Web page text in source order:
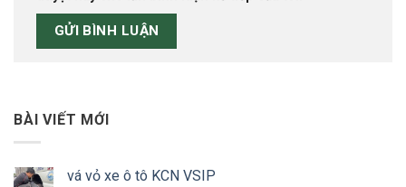
BÀI VIẾT MỚI
vá vỏ xe ô tô KCN VSIP